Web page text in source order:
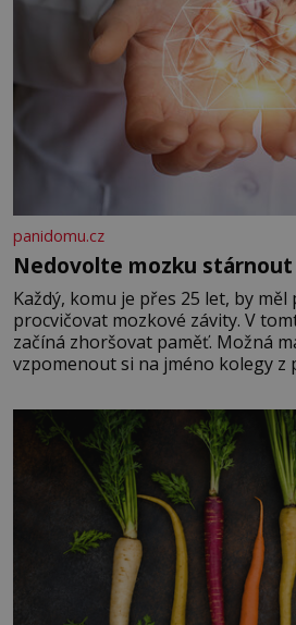
panidomu.cz
Nedovolte mozku stárnout
Každý, komu je přes 25 let, by měl
procvičovat mozkové závity. V
začíná zhoršovat paměť. Možná
vzpomenout si na jméno kolegy z
Je to opravdu tak, s věkem jako
rozhodla stávkovat. Cvičte